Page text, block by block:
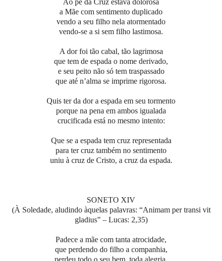
Ao pé da Cruz estava dolorosa
a Mãe com sentimento duplicado
vendo a seu filho nela atormentado
vendo-se a si sem filho lastimosa.
A dor foi tão cabal, tão lagrimosa
que tem de espada o nome derivado,
e seu peito não só tem traspassado
que até n’alma se imprime rigorosa.
Quis ter da dor a espada em seu tormento
porque na pena em ambos igualada
crucificada está no mesmo intento:
Que se a espada tem cruz representada
para ter cruz também no sentimento
uniu à cruz de Cristo, a cruz da espada.
SONETO XIV
(À Soledade, aludindo àquelas palavras: “Animam per transi vit
gladius” – Lucas: 2,35)
Padece a mãe com tanta atrocidade,
que perdendo do filho a companhia,